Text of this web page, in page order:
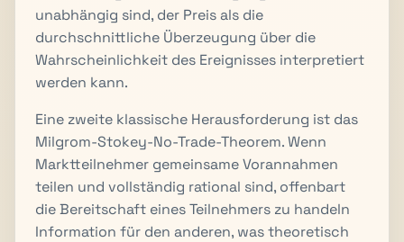
unabhängig sind, der Preis als die
durchschnittliche Überzeugung über die
Wahrscheinlichkeit des Ereignisses interpretiert
werden kann.
Eine zweite klassische Herausforderung ist das
Milgrom-Stokey-No-Trade-Theorem. Wenn
Marktteilnehmer gemeinsame Vorannahmen
teilen und vollständig rational sind, offenbart
die Bereitschaft eines Teilnehmers zu handeln
Information für den anderen, was theoretisch